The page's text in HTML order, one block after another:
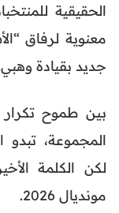
الحقيقية
معنوية لرفاق
جديد بقيادة
بين طموح
المجموعة، تبدو
لكن الكلمة
مونديال 2026.